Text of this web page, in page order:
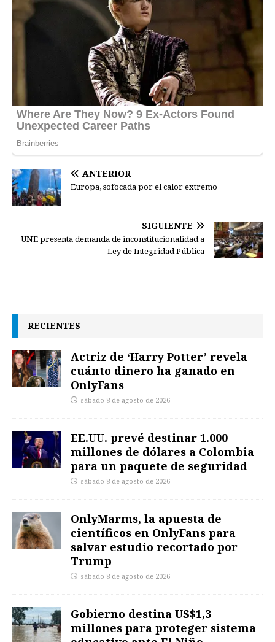
ANTERIOR
Europa, sofocada por el calor extremo
SIGUIENTE
UNE presenta demanda de inconstitucionalidad a
Ley de Integridad Pública
RECIENTES
Actriz de ‘Harry Potter’ revela
cuánto dinero ha ganado en
OnlyFans
sábado 8 de agosto de 2026
EE.UU. prevé destinar 1.000
millones de dólares a Colombia
para un paquete de seguridad
sábado 8 de agosto de 2026
OnlyMarms, la apuesta de
científicos en OnlyFans para
salvar estudio recortado por
Trump
sábado 8 de agosto de 2026
Gobierno destina US$1,3
millones para proteger sistema